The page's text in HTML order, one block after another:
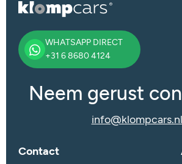
WHATSAPP DIRECT
+31 6 8680 4124
Neem gerust
info@klompcars.nl
Contact